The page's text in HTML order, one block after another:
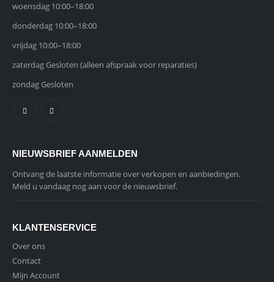
woensdag 10:00–18:00
donderdag 10:00–18:00
vrijdag 10:00–18:00
zaterdag Gesloten (alleen afspraak voor reparaties)
zondag Gesloten
NIEUWSBRIEF AANMELDEN
Ontvang de laatste informatie over verkopen en aanbiedingen.
Meld u vandaag nog aan voor de nieuwsbrief.
KLANTENSERVICE
Over ons
Contact
Mijn Account